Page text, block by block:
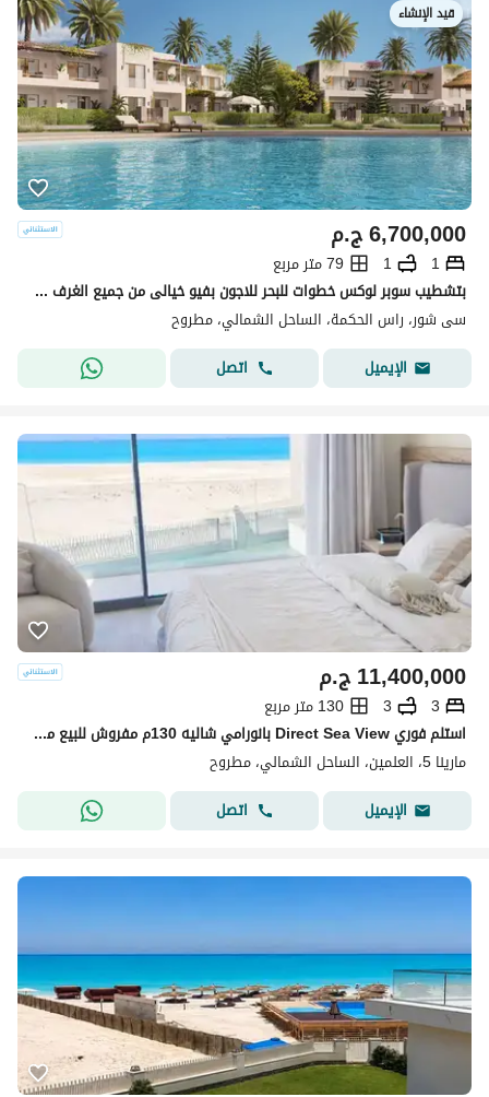
قيد الإنشاء
ج.م6,700,000
1
1
79 متر مربع
بتشطيب سوبر لوكس خطوات للبحر للاجون بفيو خيالى من جميع الغرف شاليه للبيع فى سى شور بالقرب من سيزر سوديك وكون ولافيستا بخصم كبير على الكاش
سى شور، راس الحكمة، الساحل الشمالي، مطروح
الإيميل
اتصل
ج.م11,400,000
3
3
130 متر مربع
استلم فوري Direct Sea View بانورامي شاليه 130م مفروش للبيع مارينا 5 لسان الوزيرالساحل جوار مراسي والعلمينNorth Coast Marina 5
مارينا 5، العلمين، الساحل الشمالي، مطروح
الإيميل
اتصل